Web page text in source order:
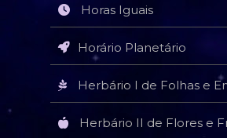
Horas Iguais
Horário Planetário
Herbário I de Folhas e
Herbário II de Flores e